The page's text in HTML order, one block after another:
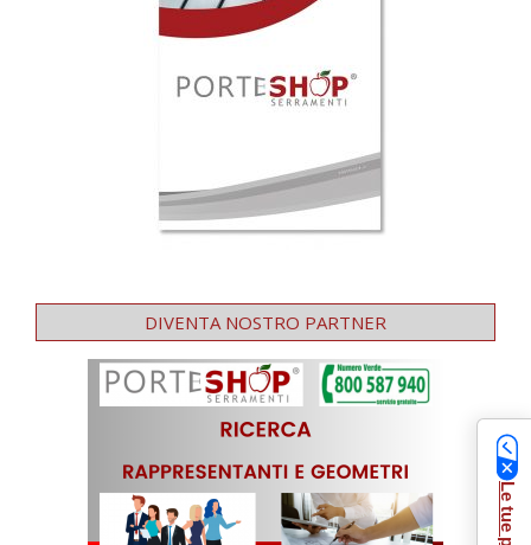
DIVENTA NOSTRO PARTNER